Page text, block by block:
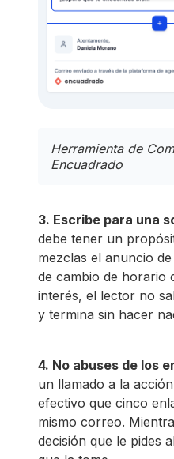
Herramienta de
Encuadrado
3. Escribe para una
debe tener un
mezclas el anuncio
de cambio de horario
interés, el lector no
y termina sin hacer
4. No abuses de los
un llamado a la
efectivo que cinco
mismo correo.
decisión que le pides